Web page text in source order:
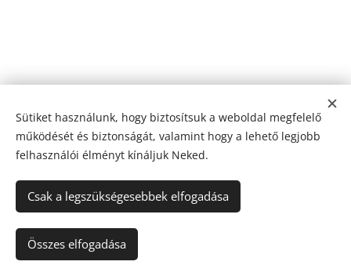
Az oldalt a működteti
Magyar
Sütiket használunk, hogy biztosítsuk a weboldal megfelelő
működését és biztonságát, valamint hogy a lehető legjobb
felhasználói élményt kínáljuk Neked.
Csak a legszükségesebbek elfogadása
Összes elfogadása